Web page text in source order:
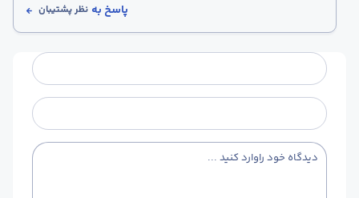
پاسخ به نظرپشتیبان